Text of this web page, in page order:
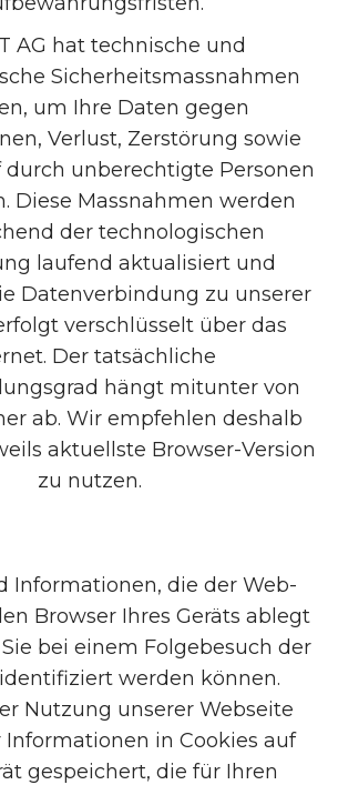
AG hat technische und
Sicherheitsmassnahmen
um Ihre Daten gegen
Verlust, Zerstörung sowie
unberechtigte Personen
Diese Massnahmen werden
der technologischen
laufend aktualisiert und
Datenverbindung zu unserer
verschlüsselt über das
Der tatsächliche
hängt mitunter von
ab. Wir empfehlen deshalb
aktuellste Browser-Version
zu nutzen.
Informationen, die der Web-
Browser Ihres Geräts ablegt
bei einem Folgebesuch der
werden können.
Nutzung unserer Webseite
in Cookies auf
gespeichert, die für Ihren